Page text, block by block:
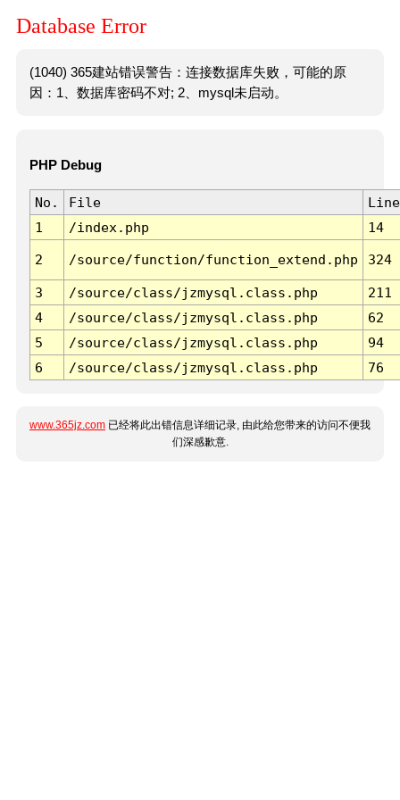
Database Error
(1040) 365建站错误警告：连接数据库失败，可能的原
因：1、数据库密码不对; 2、mysql未启动。
PHP Debug
No. File
Line
1
/index.php 14
2 /source/function/function_extend.php 324
3 /source/class/jzmysql.class.php
211
4
/source/class/jzmysql.class.php
62
5
/source/class/jzmysql.class.php
94
6
/source/class/jzmysql.class.php 76
www.365jz.com 已经将此出错信息详细记录, 由此给您带来的访问不便我
们深感歉意.